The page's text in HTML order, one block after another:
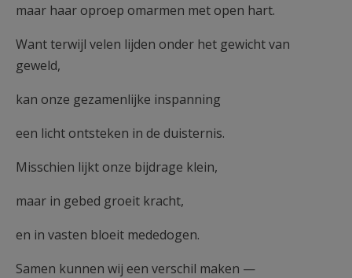
maar haar oproep omarmen met open hart.
Want terwijl velen lijden onder het gewicht van
geweld,
kan onze gezamenlijke inspanning
een licht ontsteken in de duisternis.
Misschien lijkt onze bijdrage klein,
maar in gebed groeit kracht,
en in vasten bloeit mededogen.
Samen kunnen wij een verschil maken —